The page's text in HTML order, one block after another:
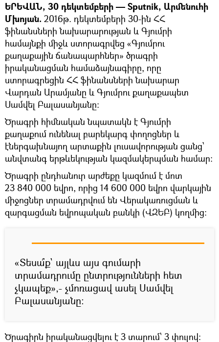
ԵՐԵՎԱՆ, 30 դեկտեմբերի — Sputnik, Արմենուհի
Մխոյան. 2016թ. դեկտեմբերի 30-ին ՀՀ
ֆինանսների նախարարության և Գյումրի
համայնքի միջև ստորագրվեց «Գյումրու
քաղաքային ճանապարհներ» ծրագրի
իրականացման համաձայնագիրը, որը
ստորագրեցին ՀՀ ֆինանսների նախարար
Վարդան Արամյանը և Գյումրու քաղաքապետ
Սամվել Բալասանյանը:
Ծրագրի հիմնական նպատակն է Գյումրի
քաղաքում ունենալ բարեկարգ փողոցներ և
էներգախնայող արտաքին լուսավորության ցանց՝
անվտանգ երթևեկության կազմակերպման համար։
Ծրագրի ընդհանուր արժեքը կազմում է մոտ
23 840 000 եվրո, որից 14 600 000 եվրո վարկային
միջոցներ տրամադրվում են Վերակառուցման և
զարգացման եվրոպական բանկի (ՎԶԵԲ) կողմից:
«Տեսա՞ք` այլևս այս գումարի
տրամադրումը ընտրությունների հետ
չկապեք»,- չմոռացավ ասել Սամվել
Բալասանյանը:
Ծրագիրն իրականացվելու է 3 տարում՝ 3 փուլով: